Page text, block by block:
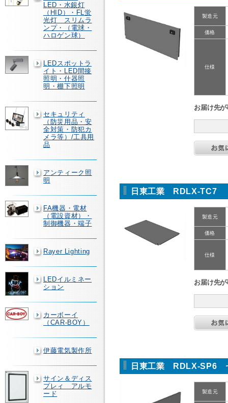
LED・水銀灯
（HID）・FL蛍
光灯 スリムラ
ンプ・（電球・
ハロゲン球）
LEDスポットラ
イト・LED間接
照明・什器照
明・棚下照明
セキュリティ
（防災用品・安
全対策・防犯カ
メラ等）/工具用
品
アンティーク照
明
FA機器・電材
（電設資材）・
制御機器・端子
Rayer Lighting
LEDイルミネー
ション
カーボーイ
（CAR-BOY）
伊藤電気製作所
サイン＆ディス
プレィ アルモ
ード
製造元
価格
仕様
お届け先
日東工業 RDLX-TC7
製造元
価格
仕様
お届け先
日東工業 RDLX-SP6
製造元